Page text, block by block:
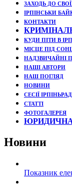
ЗАХОДЬ ДО
ІРПІНСЬКИ
КОНТАКТИ
КУДИ ПІТИ В
МІСЦЕ ПІД
НАДЗВИЧАЙНІ
НАШІ АВТОРИ
НАШ ПОГЛЯД
НОВИНИ
СЕСІЇ
СТАТТІ
ФОТОГАЛЕРЕЯ
Новини
Показник